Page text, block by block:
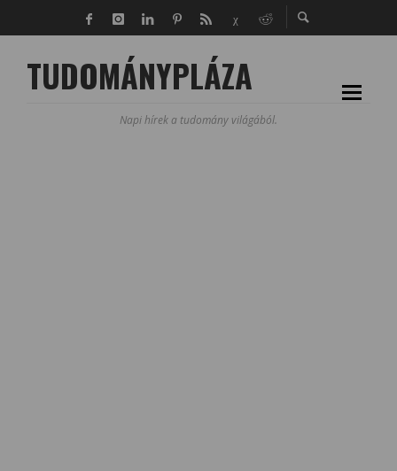
TUDOMÁNYPLÁZA
Napi hírek a tudomány világából.